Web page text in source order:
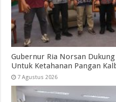
Gubernur Ria Norsan
Untuk Ketahanan Pangan
7 Agustus 2026